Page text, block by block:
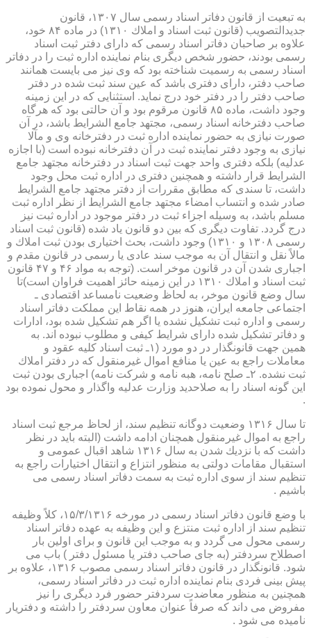
به تبعیت از قانون دفاتر اسناد رسمی سال ۱۳۰۷، قانون
جدیدالتصویب (قانون ثبت اسناد و املاك ۱۳۱۰) در ماده ۸۴ خود،
علاوه بر صاحبان دفاتر اسناد رسمی كه دارای دفتر ثبت اسناد
رسمی بودند، حضور شخص دیگری بنام نماینده اداره ثبت را در دفاتر
اسناد رسمی به رسمیت شناخته بود كه وی نیز می بایست همانند
صاحب دفتر، دارای دفتری باشد كه عین سند ثبت شده در دفتر
صاحب دفتر را در دفتر خود درج نماید. استثنایی كه در این زمینه
وجود داشت، ماده ۸۵ قانون مرقوم بود و آن حالتی بود كه هرگاه
صاحب دفترخانه اسناد رسمی، مجتهد جامع الشرایط باشد، در آن
صورت نیازی به حضور نماینده اداره ثبت در دفترخانه وی و مآلا
نیازی به وجود دفتر نماینده ثبت در آن دفترخانه نبوده است (با اجازه
عدلیه) بلكه دفتری واحد جهت ثبت اسناد در دفترخانه مجتهد جامع
الشرایط قرار داشته و همچنین دفتری در اداره ثبت محل وجود
داشت، تا سندی كه مطابق مقررات از دفتر مجتهد جامع الشرایط
صادر شده و انتساب امضاء مجتهد جامع الشرایط از نظر اداره ثبت
مسلم باشد، به وسیله اجزاء ثبت در دفتر موجود در اداره ثبت نیز
درج گردد. تفاوت دیگری كه بین دو قانون یاد شده (قانون ثبت اسناد
رسمی ۱۳۰۸ و ۱۳۱۰) وجود داشت، بحث اختیاری بودن ثبت املاك و
مالاً نقل و انتقال آن به موجب سند عادی یا رسمی در قانون مقدم و
اجباری شدن آن در قانون موخر است. (توجه به مواد ۴۶ و ۴۷ قانون
ثبت اسناد و املاك ۱۳۱۰ در این زمینه حائز اهمیت فراوان است)تا
سال وضع قانون موخر، به لحاظ وضعیت نامساعد اقتصادی ـ
اجتماعی جامعه ایران، هنوز در همه نقاط این مملكت دفاتر اسناد
رسمی و اداره ثبت تشكیل نشده یا اگر هم تشكیل شده بود، ادارات
و دفاتر تشكیل شده دارای شرایط كیفی و مطلوب نبوده اند. به
همین جهت قانونگذار در دو مورد (۱ـ ثبت اسناد كلیه عقود و
معاملات راجع به عین یا منافع اموال غیرمنقول كه در دفتر املاك
ثبت نشده. ۲ـ صلح نامه، هبه نامه و شركت نامه) اجباری بودن ثبت
این گونه اسناد را به صلاحدید وزارت عدلیه واگذار و محول نموده بود
.
تا سال ۱۳۱۶ وضعیت دوگانه تنظیم سند، از لحاظ مرجع ثبت اسناد
راجع به اموال غیرمنقول همچنان ادامه داشت (البته باید در نظر
داشت كه با نزدیك شدن به سال ۱۳۱۶ شاهد اقبال عمومی و
استقبال مقامات دولتی به منظور انتزاع و انتقال اختیارات راجع به
تنظیم سند از سوی اداره ثبت به سمت دفاتر اسناد رسمی می
باشیم .
با وضع قانون دفاتر اسناد رسمی در مورخه ۱۵/۳/۱۳۱۶، كلاً وظیفه
تنظیم سند از اداره ثبت منتزع و این وظیفه به عهده دفاتر اسناد
رسمی محول می گردد و به موجب این قانون و برای اولین بار
اصطلاح سردفتر (به جای صاحب دفتر یا مسئول دفتر ) باب می
شود. قانونگذار در قانون دفاتر اسناد رسمی مصوب ۱۳۱۶، علاوه بر
پیش بینی فردی بنام نماینده اداره ثبت در دفاتر اسناد رسمی،
همچنین به منظور معاضدت سردفتر حضور فرد دیگری را نیز
مفروض می داند كه صرفاً عنوان معاون سردفتر را داشته و دفتریار
نامیده می شود .